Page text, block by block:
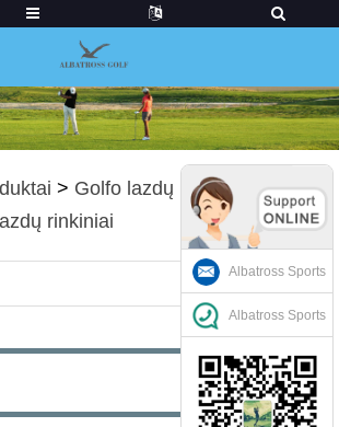
> Golfo lazdų rinkiniai
>
rinkiniai
Albatross Sports
Albatross Sports